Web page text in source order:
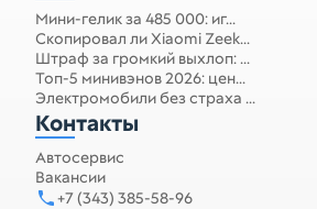
Мини-гелик за 485 000: иг...
Скопировал ли Xiaomi Zeek...
Штраф за громкий выхлоп: ...
Топ-5 минивэнов 2026: цен...
Электромобили без страха ...
Контакты
Автосервис
Вакансии
+7 (343) 385-58-96